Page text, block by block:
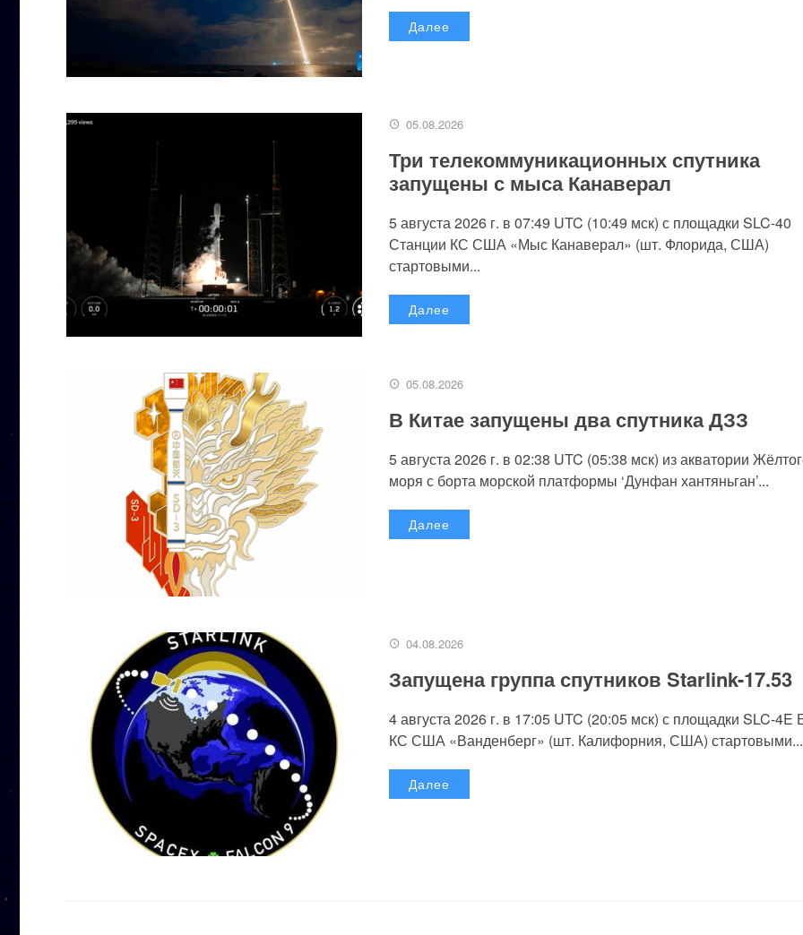
Далее
05.08.2026
Три телекоммуникационных спутника
запущены с мыса Канаверал
5 августа 2026 г. в 07:49 UTC (10:49 мск) с площадки SLC-40
Станции КС США «Мыс Канаверал» (шт. Флорида, США)
стартовыми...
Далее
05.08.2026
В Китае запущены два спутника ДЗЗ
5 августа 2026 г. в 02:38 UTC (05:38 мск) из акватории
моря с борта морской платформы ‘Дунфан хантяньган’...
Далее
04.08.2026
Запущена группа спутников Starlink-17.53
4 августа 2026 г. в 17:05 UTC (20:05 мск) с площадки SLC-4E
КС США «Ванденберг» (шт. Калифорния, США) стартовыми...
Далее